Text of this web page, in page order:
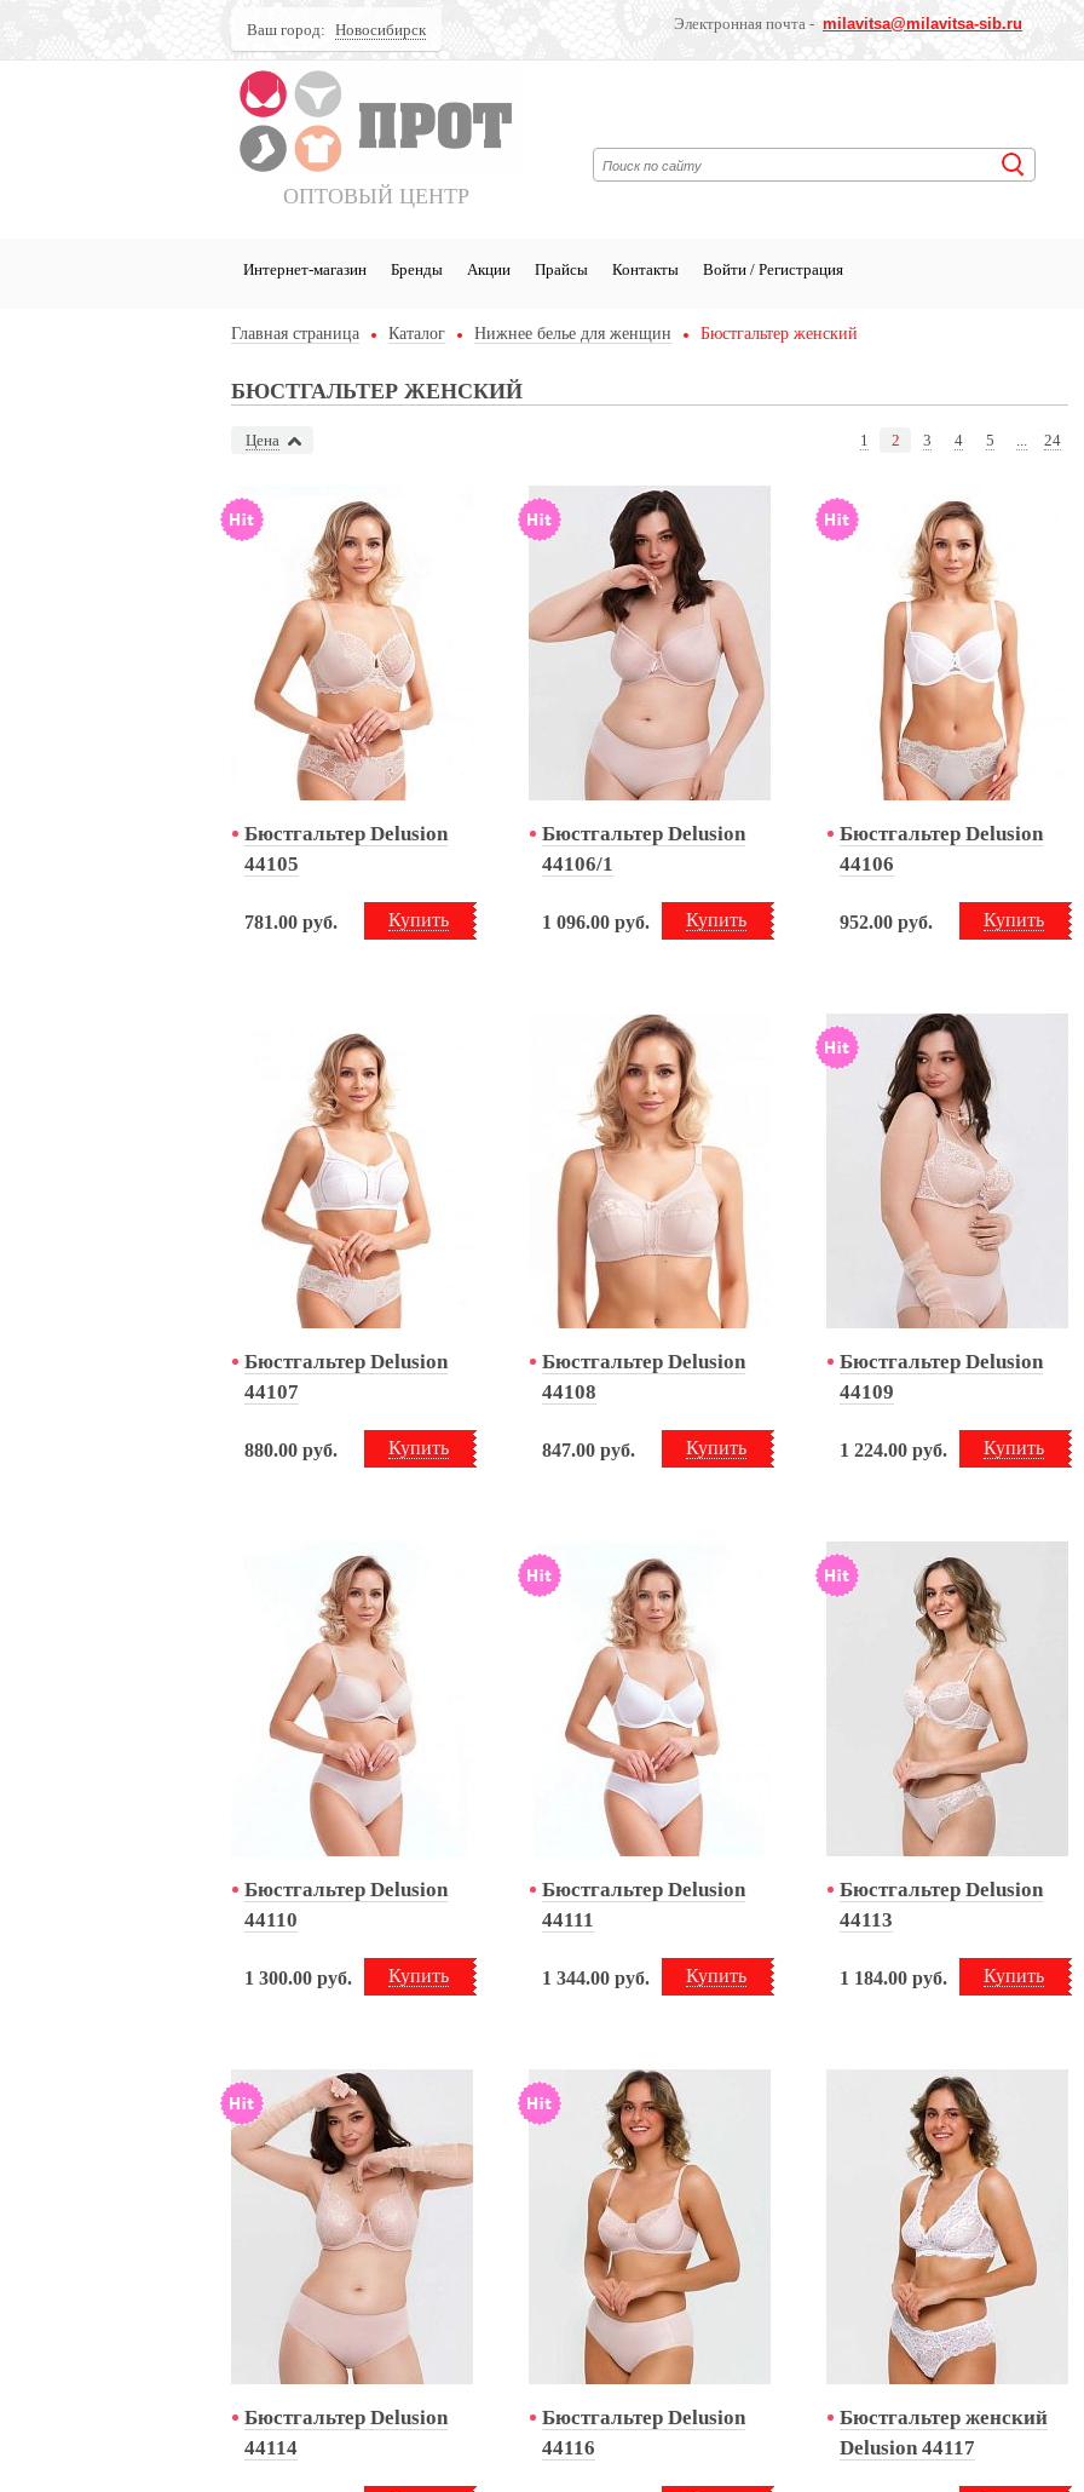
Электронная почта - milavitsa@milavitsa-sib.ru
Ваш город: Новосибирск
ОПТОВЫЙ ЦЕНТР
Интернет-магазин Бренды Акции Прайсы Контакты Войти / Регистрация
Главная страница Каталог Нижнее белье для женщин Бюстгальтер женский
БЮСТГАЛЬТЕР ЖЕНСКИЙ
Цена 1 2 3 4 5 ... 24
Бюстгальтер Delusion
44105
Купить
781.00 руб.
Бюстгальтер Delusion
44106/1
Купить
1 096.00 руб.
Бюстгальтер Delusion
44106
Купить
952.00 руб.
Бюстгальтер Delusion
44107
Купить
880.00 руб.
Бюстгальтер Delusion
44108
Купить
847.00 руб.
Бюстгальтер Delusion
44109
Купить
1 224.00 руб.
Бюстгальтер Delusion
44110
Купить
1 300.00 руб.
Бюстгальтер Delusion
44111
Купить
1 344.00 руб.
Бюстгальтер Delusion
44113
Купить
1 184.00 руб.
Бюстгальтер Delusion
44114
Бюстгальтер Delusion
44116
Бюстгальтер женский
Delusion 44117